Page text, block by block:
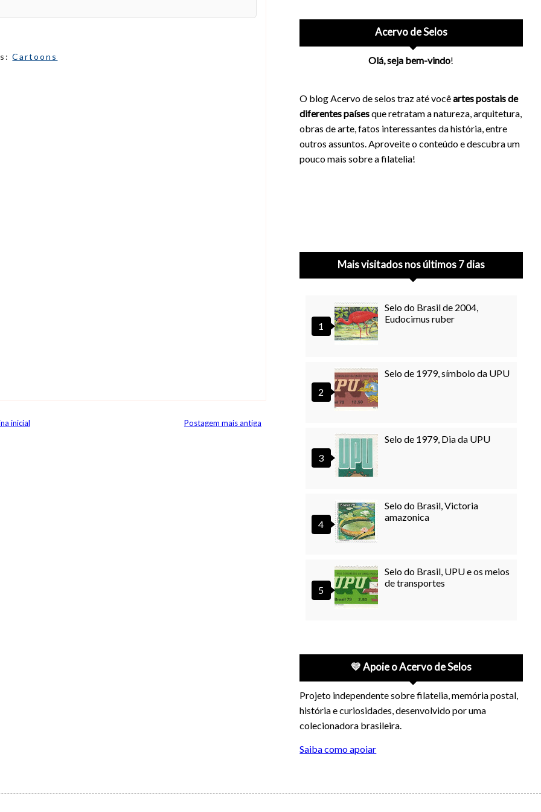
Cartoons
Postagem mais antiga
inicial
Acervo de Selos
Olá, seja bem-vindo!
O blog Acervo de selos traz até vocêartes postais de
diferentes paísesque retratam a natureza, arquitetura,
obras de arte, fatos interessantes da história, entre
outros assuntos. Aproveite o conteúdo e descubra um
pouco mais sobre a filatelia!
Mais visitados nos últimos 7 dias
Selo do Brasil de 2004,
Eudocimus ruber
Selo de 1979, símbolo da UPU
Selo de 1979, Dia da UPU
Selo do Brasil, Victoria
amazonica
Selo do Brasil, UPU e os meios
de transportes
💛 Apoie o Acervo de Selos
Projeto independente sobre filatelia, memória postal,
história e curiosidades, desenvolvido por uma
colecionadora brasileira.
Saiba como apoiar